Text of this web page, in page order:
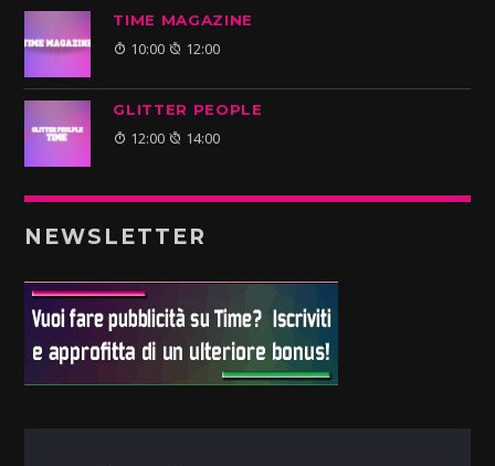
TIME MAGAZINE
10:00 12:00
GLITTER PEOPLE
12:00 14:00
NEWSLETTER